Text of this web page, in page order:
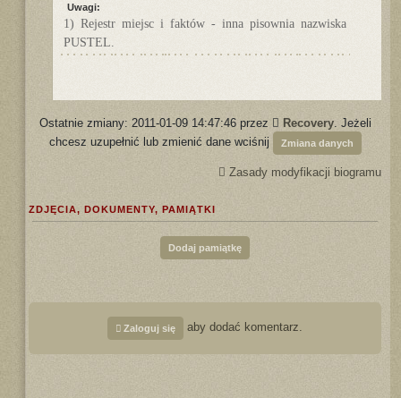
Uwagi:
1) Rejestr miejsc i faktów - inna pisownia nazwiska
PUSTEL.
Ostatnie zmiany: 2011-01-09 14:47:46 przez Recovery. Jeżeli
chcesz uzupełnić lub zmienić dane wciśnij
Zmiana danych
Zasady modyfikacji biogramu
ZDJĘCIA, DOKUMENTY, PAMIĄTKI
Dodaj pamiątkę
Zaloguj się aby dodać komentarz.